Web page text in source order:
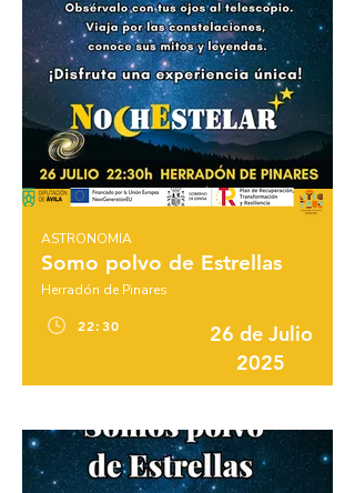
ASTRONOMIA
Somo polvo de Estrellas
Herradón de Pinares
22:30
26 de Julio
2025